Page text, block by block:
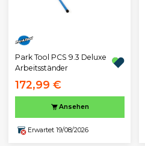
Park Tool PCS 9.3 Deluxe
Arbeitsständer
172,99 €
Ansehen
Erwartet 19/08/2026